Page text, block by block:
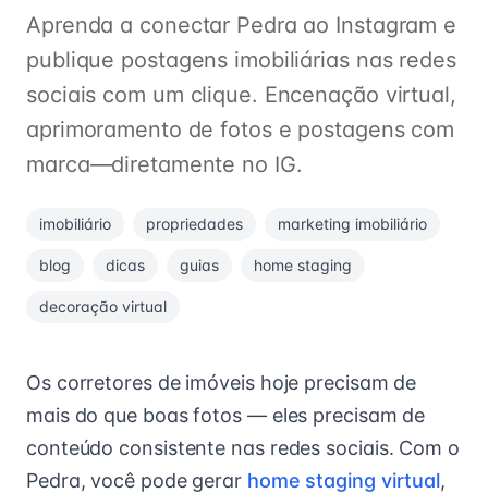
Aprenda a conectar Pedra ao Instagram e
publique postagens imobiliárias nas redes
sociais com um clique. Encenação virtual,
aprimoramento de fotos e postagens com
marca—diretamente no IG.
imobiliário propriedades marketing imobiliário
blog dicas guias home staging
decoração virtual
Os corretores de imóveis hoje precisam de
mais do que boas fotos — eles precisam de
conteúdo consistente nas redes sociais. Com o
Pedra, você pode gerar home staging virtual,